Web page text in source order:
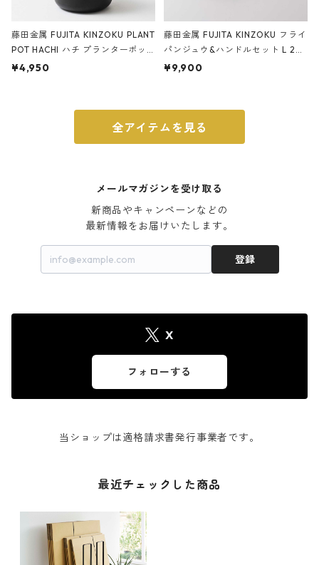
藤田金属 FUJITA KINZOKU PLANT
POT HACHI ハチ プランターポッ
ト 3号 ブラック
¥4,950
藤田金属 FUJITA KINZOKU フライ
パンジュウ&ハンドルセット L 24c
m ガス火・IH対応 鉄フライパン
¥9,900
全アイテムを見る
メールマガジンを受け取る
新商品やキャンペーンなどの
最新情報をお届けいたします。
登録
X
フォローする
当ショップは適格請求書発行事業者です。
最近チェックした商品